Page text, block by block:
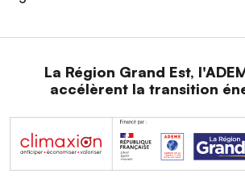
La Région Grand Est,
accélèrent la transition